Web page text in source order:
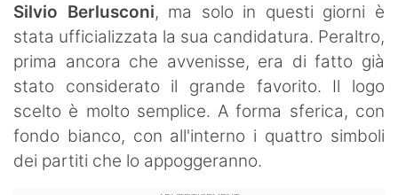
Silvio Berlusconi, ma solo in questi giorni è
stata ufficializzata la sua candidatura. Peraltro,
prima ancora che avvenisse, era di fatto già
stato considerato il grande favorito. Il logo
scelto è molto semplice. A forma sferica, con
fondo bianco, con all'interno i quattro simboli
dei partiti che lo appoggeranno.